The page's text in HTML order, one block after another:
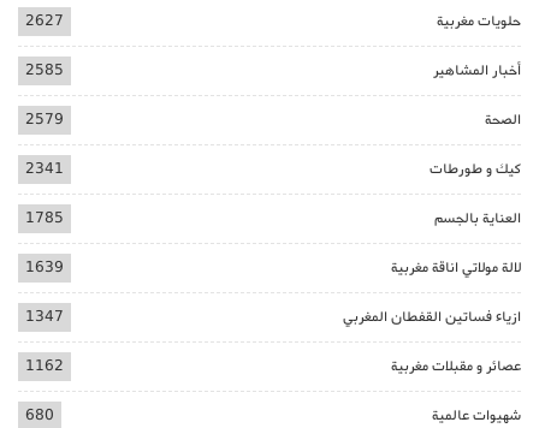
حلويات مغربية 2627
أخبار المشاهير 2585
الصحة 2579
كيك و طورطات 2341
العناية بالجسم 1785
لالة مولاتي اناقة مغربية 1639
ازياء فساتين القفطان المغربي 1347
عصائر و مقبلات مغربية 1162
شهيوات عالمية 680